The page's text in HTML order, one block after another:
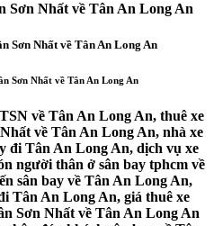
Sơn Nhất về Tân An Long An
Sơn Nhất về Tân An Long An
Sơn Nhất về Tân An Long An
về Tân An Long An, thuê xe
về Tân An Long An, nhà xe
đi Tân An Long An, dịch vụ xe
người thân ở sân bay tphcm về
sân bay về Tân An Long An,
Tân An Long An, giá thuê xe
Sơn Nhất về Tân An Long An